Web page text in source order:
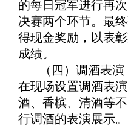
的每日冠军进行再
决赛两个环节。最
得现金奖励，以表
成绩。
（四）调酒表演
在现场设置调酒表
酒、香槟、清酒等
行调酒的表演展示。